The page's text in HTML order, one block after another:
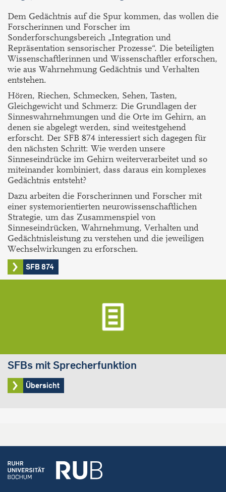
Dem Gedächtnis auf die Spur kommen, das wollen die
Forscherinnen und Forscher im
Sonderforschungsbereich „Integration und
Repräsentation sensorischer Prozesse“. Die beteiligten
Wissenschaftlerinnen und Wissenschaftler erforschen,
wie aus Wahrnehmung Gedächtnis und Verhalten
entstehen.
Hören, Riechen, Schmecken, Sehen, Tasten,
Gleichgewicht und Schmerz: Die Grundlagen der
Sinneswahrnehmungen und die Orte im Gehirn, an
denen sie abgelegt werden, sind weitestgehend
erforscht. Der SFB 874 interessiert sich dagegen für
den nächsten Schritt: Wie werden unsere
Sinneseindrücke im Gehirn weiterverarbeitet und so
miteinander kombiniert, dass daraus ein komplexes
Gedächtnis entsteht?
Dazu arbeiten die Forscherinnen und Forscher mit
einer systemorientierten neurowissenschaftlichen
Strategie, um das Zusammenspiel von
Sinneseindrücken, Wahrnehmung, Verhalten und
Gedächtnisleistung zu verstehen und die jeweiligen
Wechselwirkungen zu erforschen.
SFB 874
SFBs mit Sprecherfunktion
Übersicht